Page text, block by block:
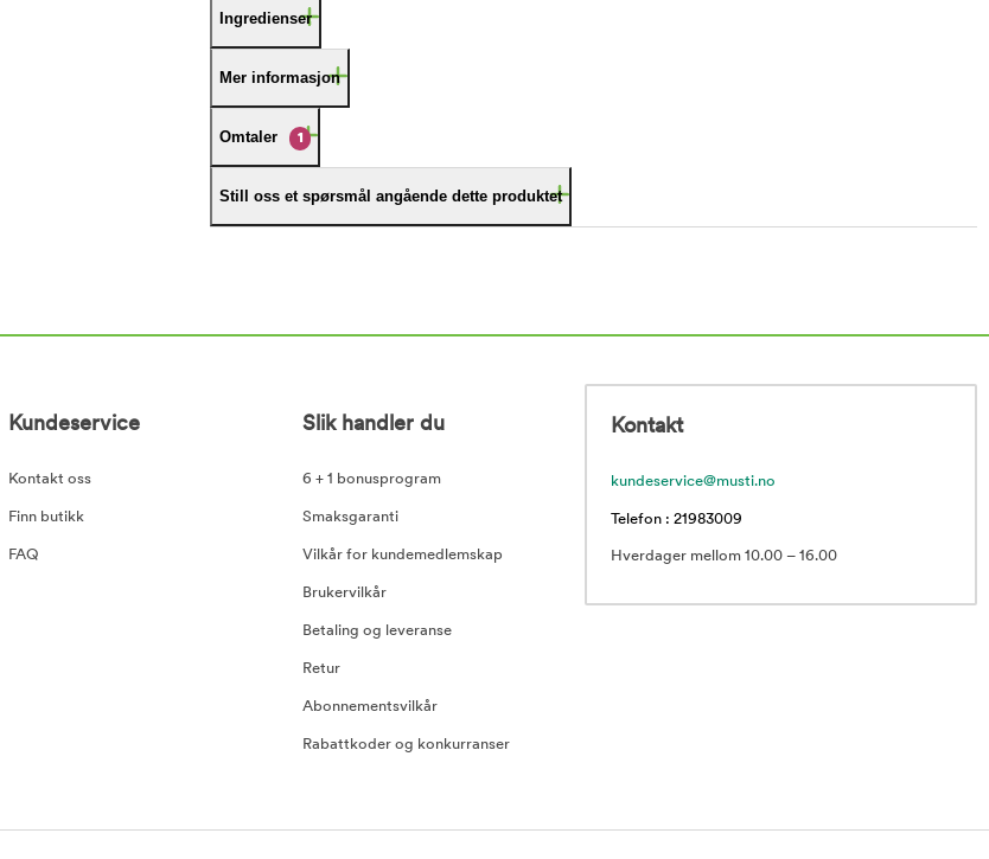
Ingredienser
Mer informasjon
Omtaler 1
Still oss et spørsmål angående dette produktet
Kundeservice
Kontakt oss
Finn butikk
FAQ
Slik handler du
6 + 1 bonusprogram
Smaksgaranti
Vilkår for kundemedlemskap
Brukervilkår
Betaling og leveranse
Retur
Abonnementsvilkår
Rabattkoder og konkurranser
Kontakt
kundeservice@musti.no
Telefon : 21983009
Hverdager mellom 10.00 – 16.00